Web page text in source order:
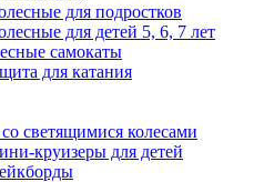
для подростков
для детей 5, 6, 7 лет
самокаты
для катания
светящимися колесами
круизеры для детей